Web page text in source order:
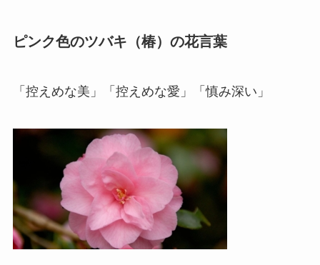
ピンク色のツバキ（椿）の花言葉
「控えめな美」「控えめな愛」「慎み深い」